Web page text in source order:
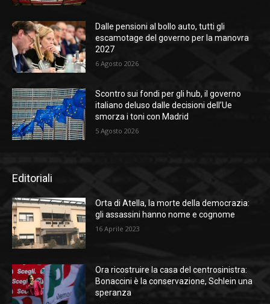
Dalle pensioni al bollo auto, tutti gli
escamotage del governo per la manovra
2027
6 Agosto 2026
Scontro sui fondi per gli hub, il governo
italiano deluso dalle decisioni dell’Ue
smorza i toni con Madrid
5 Agosto 2026
Editoriali
Orta di Atella, la morte della democrazia:
gli assassini hanno nome e cognome
16 Aprile 2023
Ora ricostruire la casa del centrosinistra:
Bonaccini è la conservazione, Schlein una
speranza